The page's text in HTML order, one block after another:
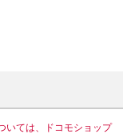
いては、ドコモショップ